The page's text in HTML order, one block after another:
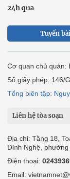
24h qua
Tuyến
Cơ quan chủ quản:
Số giấy phép: 146/
Tổng biên tập:
Liên hệ tòa soạn
Địa chỉ: Tầng 18,
Đình Nghệ, phường
Điện thoại:
Email: